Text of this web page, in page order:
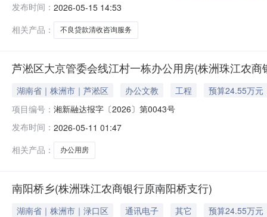
发布时间： 2026-05-15 14:53
相关产品：
不良贷款清收咨询服务
芦淞区大京管委会线江村一栋办公用房(株洲珠江农商
湖南省｜株洲市｜芦淞区 办公文教 工程
预算24.55万元
项目编号： 湘新融达报字〔2026〕第0043号
发布时间： 2026-05-11 01:47
相关产品：
办公用房
南阳桥乡(株洲珠江农商银行原南阳桥支行)
湖南省｜株洲市｜渌口区 通讯电子 其它
预算24.55万元